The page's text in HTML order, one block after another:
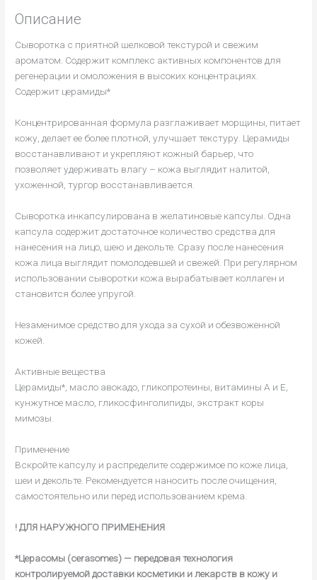
Описание
Сыворотка с приятной шелковой текстурой и свежим
ароматом. Содержит комплекс активных компонентов для
регенерации и омоложения в высоких концентрациях.
Содержит церамиды*
Концентрированная формула разглаживает морщины, питает
кожу, делает ее более плотной, улучшает текстуру. Церамиды
восстанавливают и укрепляют кожный барьер, что
позволяет удерживать влагу – кожа выглядит налитой,
ухоженной, тургор восстанавливается.
Сыворотка инкапсулирована в желатиновые капсулы. Одна
капсула содержит достаточное количество средства для
нанесения на лицо, шею и декольте. Сразу после нанесения
кожа лица выглядит помолодевшей и свежей. При регулярном
использовании сыворотки кожа вырабатывает коллаген и
становится более упругой.
Незаменимое средство для ухода за сухой и обезвоженной
кожей.
Активные вещества
Церамиды*, масло авокадо, гликопротеины, витамины А и E,
кунжутное масло, гликосфинголипиды, экстракт коры
мимозы.
Применение
Вскройте капсулу и распределите содержимое по коже лица,
шеи и декольте. Рекомендуется наносить после очищения,
самостоятельно или перед использованием крема.
! ДЛЯ НАРУЖНОГО ПРИМЕНЕНИЯ
*Церасомы (cerasomes) — передовая технология
контролируемой доставки косметики и лекарств в кожу и